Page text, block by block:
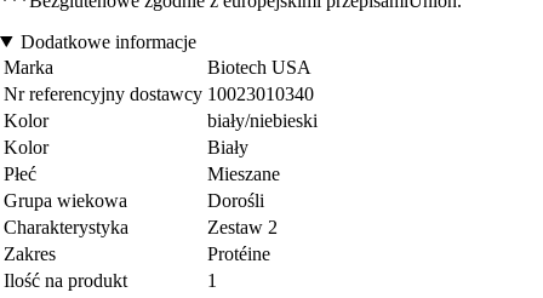
Dodatkowe informacje
Marka
Biotech USA
Nr referencyjny dostawcy 10023010340
Kolor
biały/niebieski
Kolor
Biały
Płeć
Mieszane
Grupa wiekowa
Dorośli
Charakterystyka
Zestaw 2
Zakres
Protéine
Ilość na produkt
1